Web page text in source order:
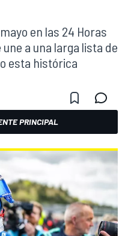
en las 24 Horas
a una larga lista de
esta histórica
PRINCIPAL